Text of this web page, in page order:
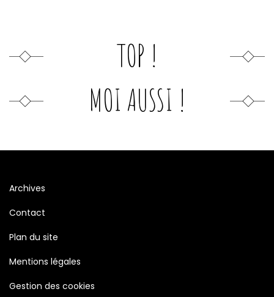
TOP !
MOI AUSSI !
Archives
Contact
Plan du site
Mentions légales
Gestion des cookies